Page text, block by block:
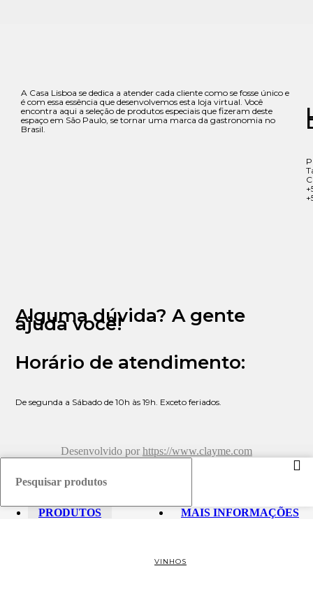
A Casa Lisboa se dedica a atender cada cliente como se fosse único e
é com essa essência que desenvolvemos esta loja virtual. Você
encontra aqui a seleção de produtos especiais que fizeram deste
espaço em São Paulo, se tornar uma marca da gastronomia no
Brasil.
Alguma dúvida? A gente
ajuda você!
Horário de atendimento:
De segunda a Sábado de 10h às 19h. Exceto feriados.
Desenvolvido por https://www.clayme.com
PRODUTOS MAIS INFORMAÇÕES
VINHOS